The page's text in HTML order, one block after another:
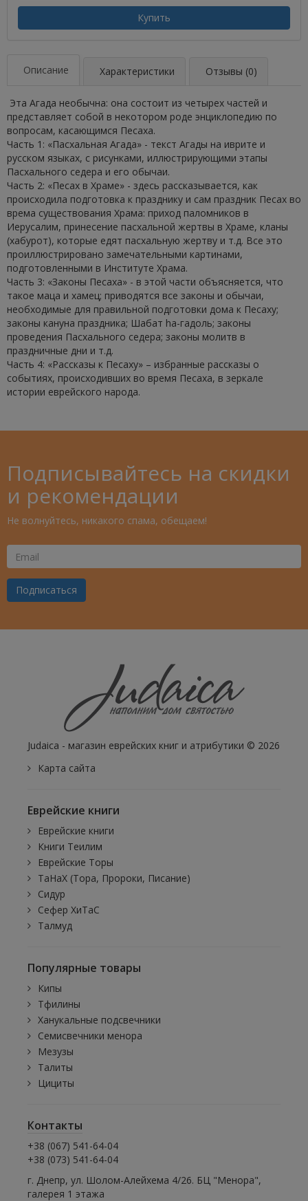
Купить
Описание Характеристики Отзывы (0)
Эта Агада необычна: она состоит из четырех частей и
представляет собой в некотором роде энциклопедию по
вопросам, касающимся Песаха.
Часть 1: «Пасхальная Агада» - текст Агады на иврите и
русском языках, с рисунками, иллюстрирующими этапы
Пасхального седера и его обычаи.
Часть 2: «Песах в Храме» - здесь рассказывается, как
происходила подготовка к празднику и сам праздник Песах во
врема существования Храма: приход паломников в
Иерусалим, принесение пасхальной жертвы в Храме, кланы
(хабурот), которые едят пасхальную жертву и т.д. Все это
проиллюстрировано замечательными картинами,
подготовленными в Институте Храма.
Часть 3: «Законы Песаха» - в этой части объясняется, что
такое маца и хамец; приводятся все законы и обычаи,
необходимые для правильной подготовки дома к Песаху;
законы кануна праздника; Шабат hа-гадоль; законы
проведения Пасхального седера; законы молитв в
праздничные дни и т.д.
Часть 4: «Рассказы к Песаху» – избранные рассказы о
событиях, происходивших во время Песаха, в зеркале
истории еврейского народа.
Подписывайтесь на скидки
и рекомендации
Не волнуйтесь, никакого спама, обещаем!
Ваш
Email
Подписаться
Judaica - магазин еврейских книг и атрибутики © 2026
Карта сайта
Еврейские книги
Еврейские книги
Книги Теилим
Еврейские Торы
ТаНаХ (Тора, Пророки, Писание)
Сидур
Сефер ХиТаС
Талмуд
Популярные товары
Кипы
Тфилины
Ханукальные подсвечники
Семисвечники менора
Мезузы
Талиты
Цициты
Контакты
+38 (067) 541-64-04
+38 (073) 541-64-04
г. Днепр, ул. Шолом-Алейхема 4/26. БЦ "Менора",
галерея 1 этажа